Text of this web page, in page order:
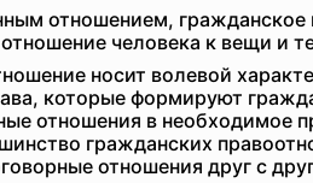
отношением,
отношение человека к вещи и
носит волевой
которые формируют
отношения в необходимое
гражданских
отношения друг с